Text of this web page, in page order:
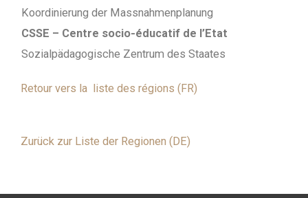
Koordinierung der Massnahmenplanung
CSSE – Centre socio-éducatif de l’Etat
Sozialpädagogische Zentrum des Staates
Retour vers la liste des régions (FR)
Zurück zur Liste der Regionen (DE)